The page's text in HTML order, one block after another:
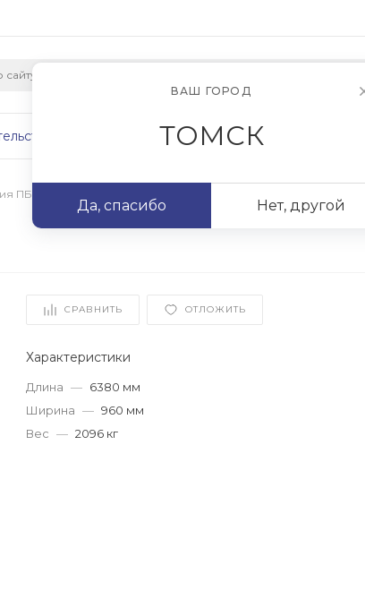
Сваи
ПБ
СРАВНИТЬ ОТЛОЖИТЬ
Характеристики
Длина — 6380 мм
Ширина — 960 мм
Вес — 2096 кг
ВАШ ГОРОД
ТОМСК
Да, спасибо Нет, другой